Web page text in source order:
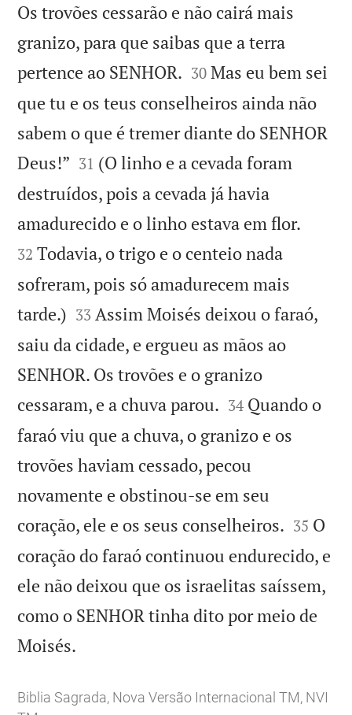
Os trovões cessarão e não cairá mais
granizo, para que saibas que a terra
pertence ao SENHOR. 

30 Mas eu bem sei
que tu e os teus conselheiros ainda não
sabem o que é tremer diante do SENHOR
Deus!” 

31 (O linho e a cevada foram
destruídos, pois a cevada já havia
amadurecido e o linho estava em flor.
32 Todavia, o trigo e o centeio nada
sofreram, pois só amadurecem mais
tarde.) 

33 Assim Moisés deixou o faraó,
saiu da cidade, e ergueu as mãos ao
SENHOR. Os trovões e o granizo
cessaram, e a chuva parou. 

34 Quando o
faraó viu que a chuva, o granizo e os
trovões haviam cessado, pecou
novamente e obstinou-se em seu
coração, ele e os seus conselheiros. 

35 O
coração do faraó continuou endurecido, e
ele não deixou que os israelitas saíssem,
como o SENHOR tinha dito por meio de
Moisés.
Biblia Sagrada, Nova Versão Internacional TM, NVI